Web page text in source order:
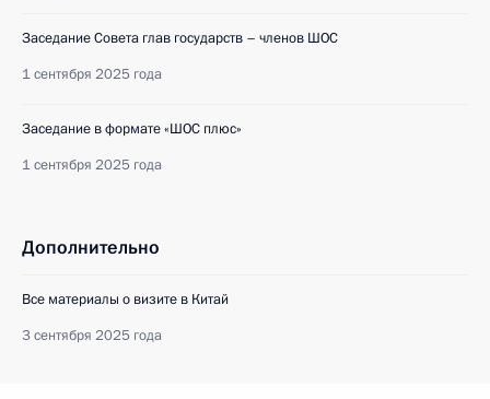
Заседание Совета глав государств – членов ШОС
1 сентября 2025 года
Заседание в формате «ШОС плюс»
1 сентября 2025 года
Дополнительно
Все материалы о визите в Китай
3 сентября 2025 года